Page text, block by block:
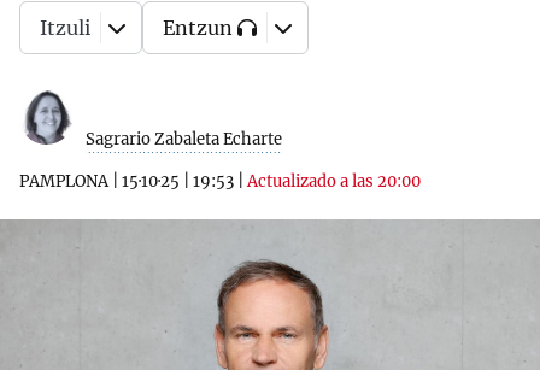
Sagrario Zabaleta Echarte
PAMPLONA| 15·10·25 19:53 |Actualizado a las 20:00
Itzuli Entzun